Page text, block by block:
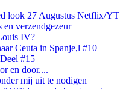
look 27 Augustus Netflix/YT
verzendgezeur
IV?
Ceuta in Spanje,l #10
#15
en door....
mij uit te nodigen